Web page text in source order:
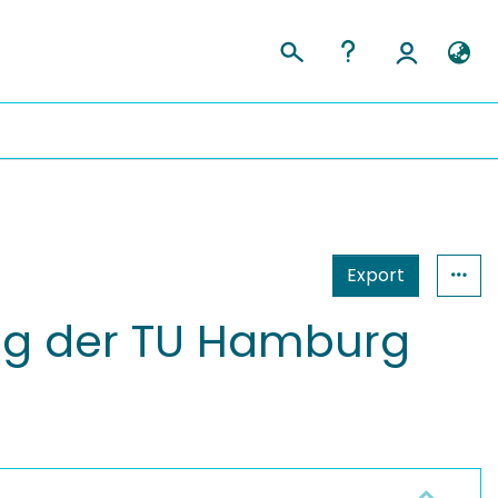
Export
der TU Hamburg